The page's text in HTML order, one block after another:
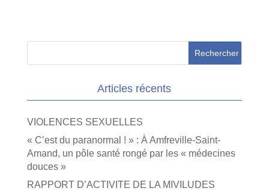
Articles récents
VIOLENCES SEXUELLES
« C’est du paranormal ! » : À Amfreville-Saint-
Amand, un pôle santé rongé par les « médecines
douces »
RAPPORT D’ACTIVITE DE LA MIVILUDES